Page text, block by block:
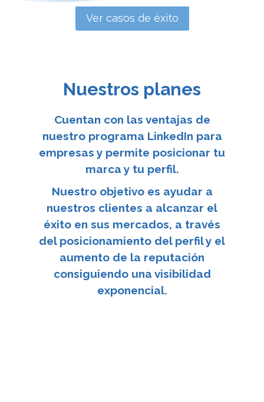
Ver casos de éxito
Nuestros planes
Cuentan con las ventajas de
nuestro programa LinkedIn para
empresas y permite posicionar tu
marca y tu perfil.
Nuestro objetivo es ayudar a
nuestros clientes a alcanzar el
éxito en sus mercados, a través
del posicionamiento del perfil y el
aumento de la reputación
consiguiendo una visibilidad
exponencial.